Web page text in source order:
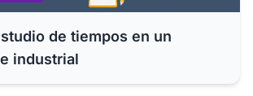
de tiempos en un
industrial